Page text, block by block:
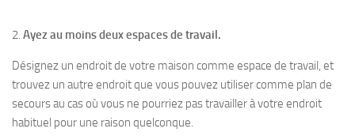
2. Ayez au moins deux espaces de travail.
Désignez un endroit de votre maison comme espace de travail, et
trouvez un autre endroit que vous pouvez utiliser comme plan de
secours au cas où vous ne pourriez pas travailler à votre endroit
habituel pour une raison quelconque.